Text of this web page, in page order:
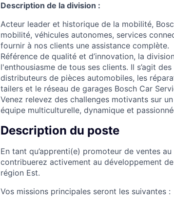
Description de la division :
Acteur leader et historique de la mobilité,
mobilité, véhicules autonomes, services
fournir à nos clients une assistance complète.
Référence de qualité et d’innovation, la
l'enthousiasme de tous ses clients. Il s’agit
distributeurs de pièces automobiles, les
tailers et le réseau de garages Bosch Car
Venez relevez des challenges motivants sur
équipe multiculturelle, dynamique et
Description du poste
En tant qu’apprenti(e) promoteur de ventes
contribuerez activement au développement
région Est.
Vos missions principales seront les suivantes :